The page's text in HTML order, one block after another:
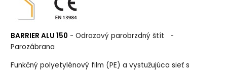
BARRIER ALU 150 - Odrazový parobrzdný štít -
Parozábrana
Funkčný polyetylénový film (PE) a vystužujúca sieť s